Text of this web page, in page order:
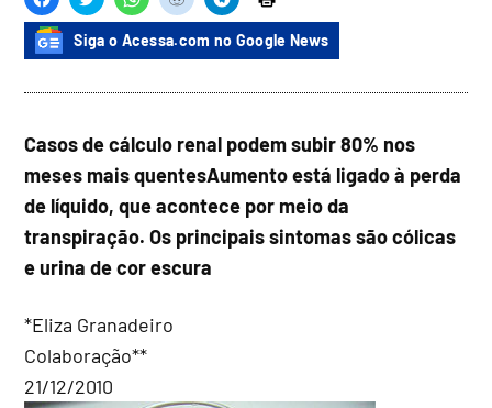
Siga o Acessa.com no Google News
Casos de cálculo renal podem subir 80% nos
meses mais quentesAumento está ligado à perda
de líquido, que acontece por meio da
transpiração. Os principais sintomas são cólicas
e urina de cor escura
*Eliza Granadeiro
Colaboração**
21/12/2010